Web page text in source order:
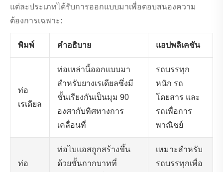
แต่ละประเภทได้รับการออกแบบมาเพื่อตอบสนองความ
ต้องการเฉพาะ:
พิมพ์ คำอธิบาย แอปพลิเคชัน
ท่อ
เรเดียล
ท่อเหล่านี้ออกแบบมา
สำหรับยางเรเดียลซึ่งมี
ชั้นเรียงกันเป็นมุม 90
องศากับทิศทางการ
เคลื่อนที่
รถบรรทุก
หนัก รถ
โดยสาร และ
รถเพื่อการ
พาณิชย์
ท่อ
ท่อไบแอสถูกสร้างขึ้น
ด้วยชั้นกากบาทที่
เหมาะสำหรับ
รถบรรทุกเพื่อ